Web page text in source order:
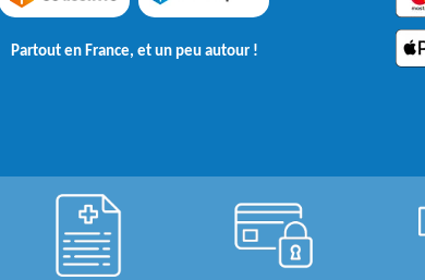
Partout en France, et un peu autour !